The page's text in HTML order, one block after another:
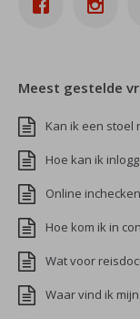
Meest gestelde
Kan ik een stoel
Hoe kan ik
Online inchecken
Hoe kom ik in
Wat voor
Waar vind ik